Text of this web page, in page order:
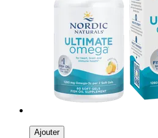
Ajouter